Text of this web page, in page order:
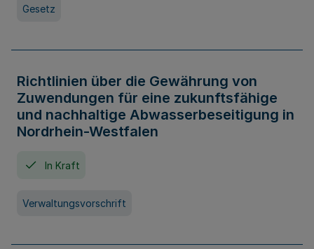
Gesetz
Richtlinien über die Gewährung von
Zuwendungen für eine zukunftsfähige
und nachhaltige Abwasserbeseitigung in
Nordrhein-Westfalen
In Kraft
Verwaltungsvorschrift